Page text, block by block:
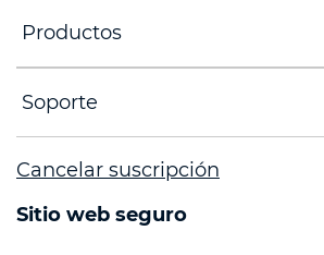
Productos
Soporte
Cancelar suscripción
Sitio web seguro